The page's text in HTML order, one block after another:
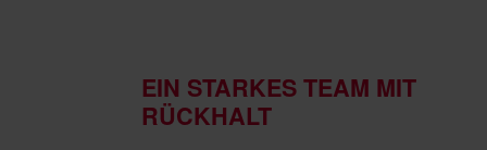
EIN STARKES TEAM MIT
RÜCKHALT